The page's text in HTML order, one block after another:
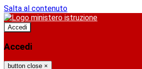
Salta al contenuto
Accedi
Accedi
button close ×